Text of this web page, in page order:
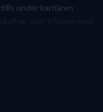
under karriären
där varje häst
passa in i ett system.
stora andelar eller en